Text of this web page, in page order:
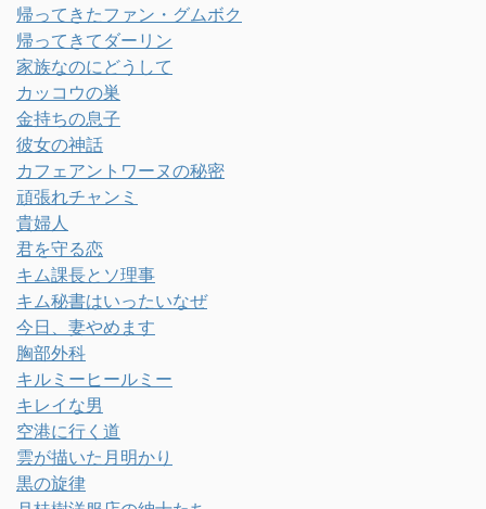
帰ってきたファン・グムボク
帰ってきてダーリン
家族なのにどうして
カッコウの巣
金持ちの息子
彼女の神話
カフェアントワーヌの秘密
頑張れチャンミ
貴婦人
君を守る恋
キム課長とソ理事
キム秘書はいったいなぜ
今日、妻やめます
胸部外科
キルミーヒールミー
キレイな男
空港に行く道
雲が描いた月明かり
黒の旋律